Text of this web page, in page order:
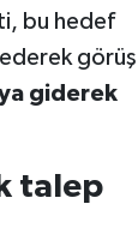
bu hedef
görüş
giderek
talep